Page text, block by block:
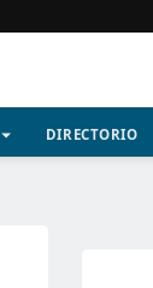
DIRECTORIO